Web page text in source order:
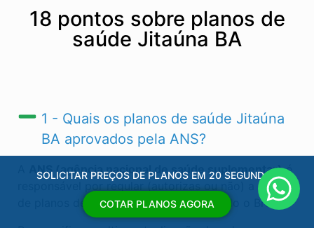
18 pontos sobre planos de
saúde Jitaúna BA
1 - Quais os planos de saúde Jitaúna
BA​ aprovados pela ANS?
ANS (agência nacional de saúde suplementar)é
responsável por regular (autorizas ou não) a venda
de planos de saúde Jitaúna BA​ e em todo o Brasil.
SOLICITAR PREÇOS DE PLANOS EM 20 SEGUNDOS
COTAR PLANOS AGORA